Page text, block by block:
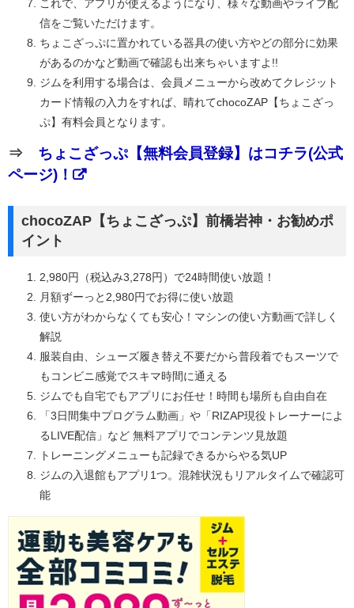
これで、アプリが使えるようになり、様々な動画やライブ配
信をご覧いただけます。
ちょこざっぷに置かれている器具の使い方やどの部分に効果
があるのかなど動画で確認も出来ちゃいますよ!!
ジムを利用する場合は、会員メニューから改めてクレジット
カード情報の入力をすれば、晴れてchocoZAP【ちょこざっ
ぷ】有料会員となります。
⇒ ちょこざっぷ【無料会員登録】はコチラ(公式
ページ)！
chocoZAP【ちょこざっぷ】前橋岩神・お勧めポ
イント
2,980円（税込み3,278円）で24時間使い放題！
月額ずーっと2,980円でお得に使い放題
使い方がわからなくても安心！マシンの使い方動画で詳しく
解説
服装自由、シューズ履き替え不要だから普段着でもスーツで
もコンビニ感覚でスキマ時間に通える
ジムでも自宅でもアプリにお任せ！時間も場所も自由自在
「3日間集中プログラム動画」や「RIZAP現役トレーナーによ
るLIVE配信」など 無料アプリでコンテンツ見放題
トレーニングメニューも記録できるからやる気UP
ジムの入退館もアプリ1つ。混雑状況もリアルタイムで確認可
能